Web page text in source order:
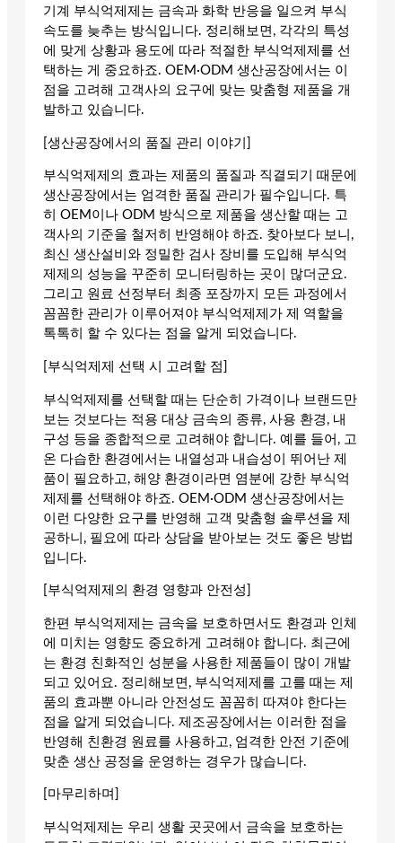
기계 부식억제제는 금속과 화학 반응을 일으켜 부식
속도를 늦추는 방식입니다. 정리해보면, 각각의 특성
에 맞게 상황과 용도에 따라 적절한 부식억제제를 선
택하는 게 중요하죠. OEM·ODM 생산공장에서는 이
점을 고려해 고객사의 요구에 맞는 맞춤형 제품을 개
발하고 있습니다.
[생산공장에서의 품질 관리 이야기]
부식억제제의 효과는 제품의 품질과 직결되기 때문에
생산공장에서는 엄격한 품질 관리가 필수입니다. 특
히 OEM이나 ODM 방식으로 제품을 생산할 때는 고
객사의 기준을 철저히 반영해야 하죠. 찾아보다 보니,
최신 생산설비와 정밀한 검사 장비를 도입해 부식억
제제의 성능을 꾸준히 모니터링하는 곳이 많더군요.
그리고 원료 선정부터 최종 포장까지 모든 과정에서
꼼꼼한 관리가 이루어져야 부식억제제가 제 역할을
톡톡히 할 수 있다는 점을 알게 되었습니다.
[부식억제제 선택 시 고려할 점]
부식억제제를 선택할 때는 단순히 가격이나 브랜드만
보는 것보다는 적용 대상 금속의 종류, 사용 환경, 내
구성 등을 종합적으로 고려해야 합니다. 예를 들어, 고
온 다습한 환경에서는 내열성과 내습성이 뛰어난 제
품이 필요하고, 해양 환경이라면 염분에 강한 부식억
제제를 선택해야 하죠. OEM·ODM 생산공장에서는
이런 다양한 요구를 반영해 고객 맞춤형 솔루션을 제
공하니, 필요에 따라 상담을 받아보는 것도 좋은 방법
입니다.
[부식억제제의 환경 영향과 안전성]
한편 부식억제제는 금속을 보호하면서도 환경과 인체
에 미치는 영향도 중요하게 고려해야 합니다. 최근에
는 환경 친화적인 성분을 사용한 제품들이 많이 개발
되고 있어요. 정리해보면, 부식억제제를 고를 때는 제
품의 효과뿐 아니라 안전성도 꼼꼼히 따져야 한다는
점을 알게 되었습니다. 제조공장에서는 이러한 점을
반영해 친환경 원료를 사용하고, 엄격한 안전 기준에
맞춘 생산 공정을 운영하는 경우가 많습니다.
[마무리하며]
부식억제제는 우리 생활 곳곳에서 금속을 보호하는